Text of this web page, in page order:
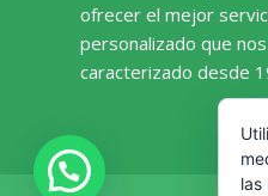
ofrecer el mejor
personalizado que
caracterizado desde
las